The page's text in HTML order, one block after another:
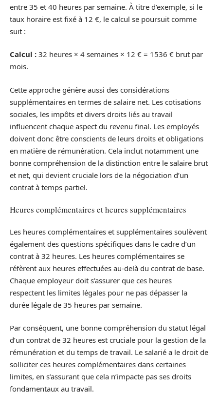
entre 35 et 40 heures par semaine. À titre d’exemple, si le
taux horaire est fixé à 12 €, le calcul se poursuit comme
suit :
Calcul : 32 heures × 4 semaines × 12 € = 1536 € brut par
mois.
Cette approche génère aussi des considérations
supplémentaires en termes de salaire net. Les cotisations
sociales, les impôts et divers droits liés au travail
influencent chaque aspect du revenu final. Les employés
doivent donc être conscients de leurs droits et obligations
en matière de rémunération. Cela inclut notamment une
bonne compréhension de la distinction entre le salaire brut
et net, qui devient cruciale lors de la négociation d’un
contrat à temps partiel.
Heures complémentaires et heures supplémentaires
Les heures complémentaires et supplémentaires soulèvent
également des questions spécifiques dans le cadre d’un
contrat à 32 heures. Les heures complémentaires se
réfèrent aux heures effectuées au-delà du contrat de base.
Chaque employeur doit s’assurer que ces heures
respectent les limites légales pour ne pas dépasser la
durée légale de 35 heures par semaine.
Par conséquent, une bonne compréhension du statut légal
d’un contrat de 32 heures est cruciale pour la gestion de la
rémunération et du temps de travail. Le salarié a le droit de
solliciter ces heures complémentaires dans certaines
limites, en s’assurant que cela n’impacte pas ses droits
fondamentaux au travail.